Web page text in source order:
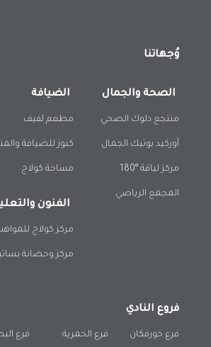
وُجهاتنا
الصحة والجمال
منتجع دلوك الصحي
أوركيد بوتيك الجمال
مركز لياقة °180
المجمع الرياضي
الضيافة
مطعم لفيف
كنوز للضيافة
مساحة كولاج
الفنون
مركز كولاج
مركز وحضانة
فروع النادي
فرع خورفكان فرع الحمرية فرع